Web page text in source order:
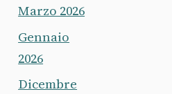
Marzo 2026
Gennaio
2026
Dicembre